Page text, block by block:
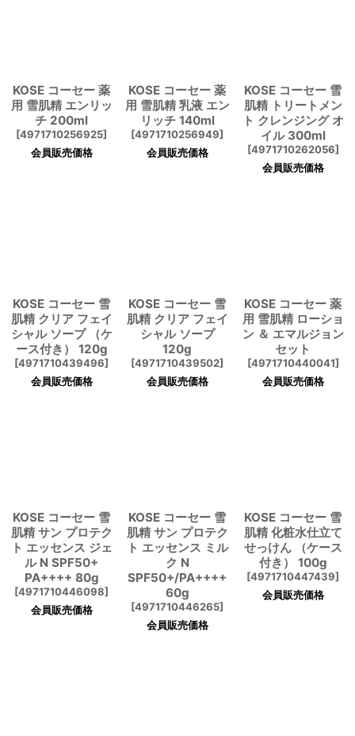
KOSE コーセー 薬
用 雪肌精 エンリッ
チ 200ml
[4971710256925]
会員販売価格
KOSE コーセー 薬
用 雪肌精 乳液 エン
リッチ 140ml
[4971710256949]
会員販売価格
KOSE コーセー 雪
肌精 トリートメン
ト クレンジング オ
イル 300ml
[4971710262056]
会員販売価格
KOSE コーセー 雪
肌精 クリア フェイ
シャル ソープ （ケ
ース付き） 120g
[4971710439496]
会員販売価格
KOSE コーセー 雪
肌精 クリア フェイ
シャル ソープ
120g
[4971710439502]
会員販売価格
KOSE コーセー 薬
用 雪肌精 ローショ
ン ＆ エマルジョン
セット
[4971710440041]
会員販売価格
KOSE コーセー 雪
肌精 サン プロテク
ト エッセンス ジェ
ル N SPF50+
PA++++ 80g
[4971710446098]
会員販売価格
KOSE コーセー 雪
肌精 サン プロテク
ト エッセンス ミル
ク N
SPF50+/PA++++
60g
[4971710446265]
会員販売価格
KOSE コーセー 雪
肌精 化粧水仕立て
せっけん （ケース
付き） 100g
[4971710447439]
会員販売価格